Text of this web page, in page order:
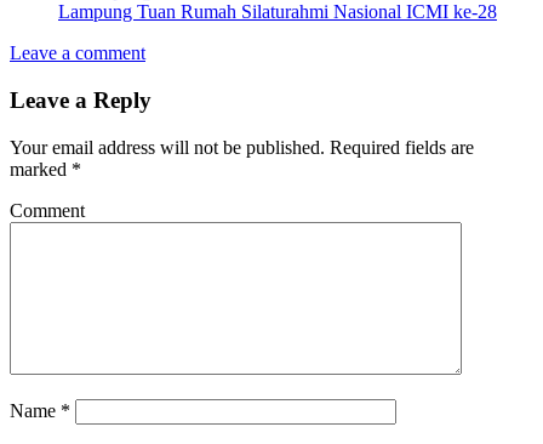
Lampung Tuan Rumah Silaturahmi Nasional ICMI ke-28
Leave a comment
Leave a Reply
Your email address will not be published. Required fields are
marked *
Comment
Name *